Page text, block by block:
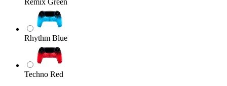
Rhythm Blue
Techno Red